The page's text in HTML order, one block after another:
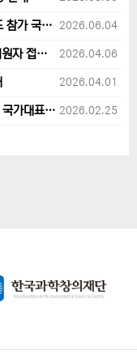
[필독] 2027년 제38회 국제생물올림피아드 참가 국가대표 1차후보자 선발고사 범위 및 일정 안내 2026.06.04
[필독] 2027년 38회 IBO 참가 국가대표 지원자 접수 마감 및 원격교육 관련 공지사항 안내입니다. 2026.04.06
2026.04.01
2027년 제38회 국제생물올림피아드(IBO) 국가대표 후보자 지원 안내 2026.02.25